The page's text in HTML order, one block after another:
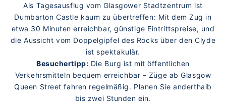
Als Tagesausflug vom Glasgower Stadtzentrum ist
Dumbarton Castle kaum zu übertreffen: Mit dem Zug in
etwa 30 Minuten erreichbar, günstige Eintrittspreise, und
die Aussicht vom Doppelgipfel des Rocks über den Clyde
ist spektakulär.
Besuchertipp: Die Burg ist mit öffentlichen
Verkehrsmitteln bequem erreichbar – Züge ab Glasgow
Queen Street fahren regelmäßig. Planen Sie anderthalb
bis zwei Stunden ein.